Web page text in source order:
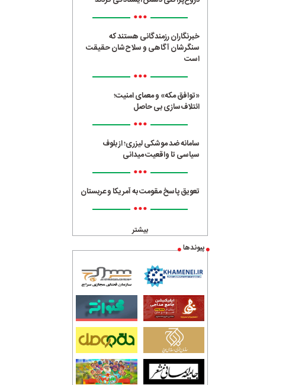
•••
خبرنگاران رزمندگانی هستند که
سنگرشان آگاهی و سلاح‌شان حقیقت
است
•••
«توافق مکه» و معمای امنیت؛
ائتلاف‌سازی بی حاصل
•••
سامانه ضد موشکی لیزری؛ از بلوف
سیاسی تا واقعیت میدانی
•••
تعویق پاسخ مقومت به آمریکا و عربستان
•••
بیشتر
پیوندها